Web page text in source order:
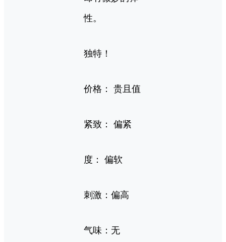
性。
独特！
价格： 贵且值
紧致： 偏紧
度： 偏软
刺激：偏高
气味：无